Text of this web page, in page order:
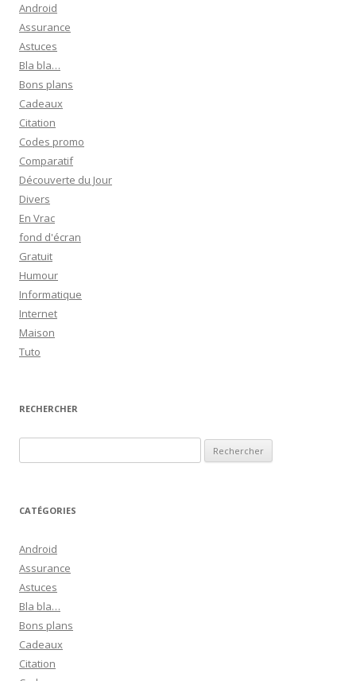
Android
Assurance
Astuces
Bla bla…
Bons plans
Cadeaux
Citation
Codes promo
Comparatif
Découverte du Jour
Divers
En Vrac
fond d'écran
Gratuit
Humour
Informatique
Internet
Maison
Tuto
RECHERCHER
e
h
r
c
h
e
r
:
CATÉGORIES
Android
Assurance
Astuces
Bla bla…
Bons plans
Cadeaux
Citation